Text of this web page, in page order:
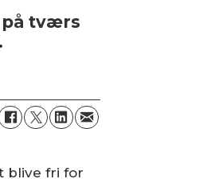
på tværs
blive fri for